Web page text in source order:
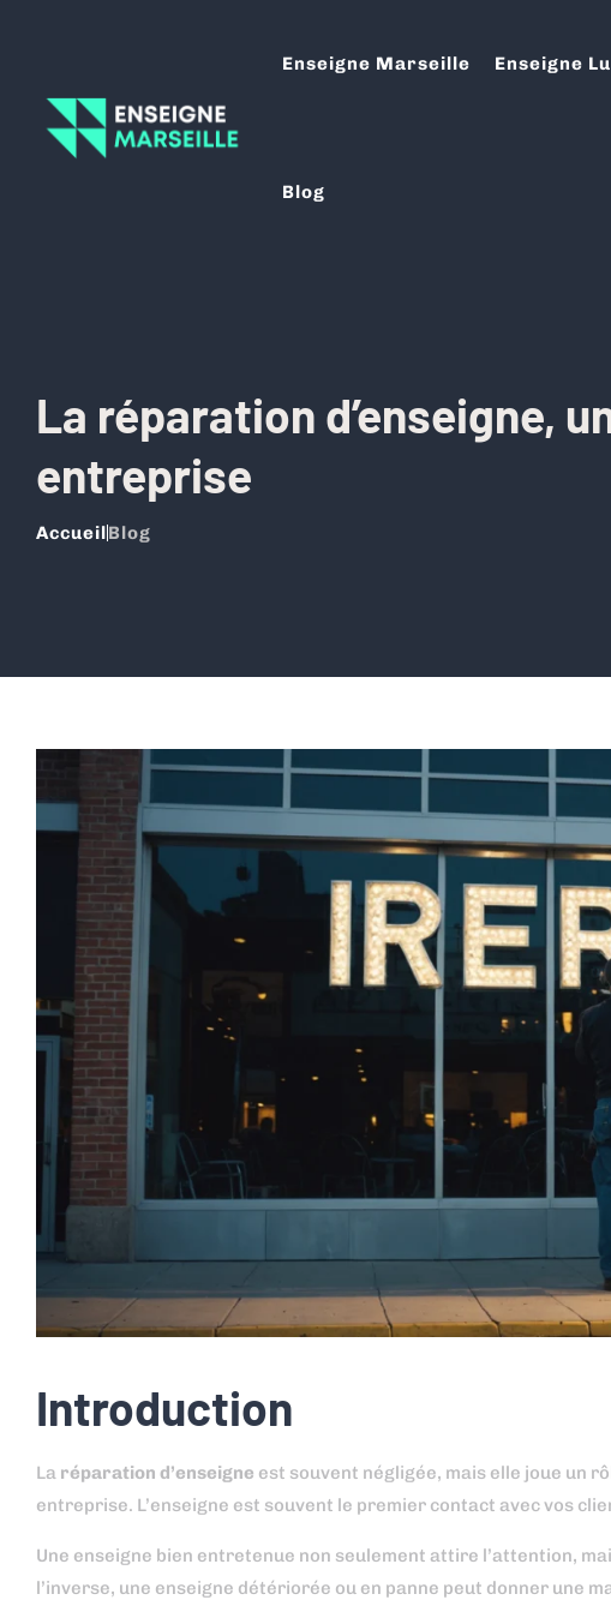
Enseigne Marseille Enseigne
Blog
La réparation d’enseigne,
entreprise
AccueilBlog
Introduction
La réparation d’enseigne est souvent négligée, mais elle joue un
entreprise. L’enseigne est souvent le premier contact avec vos
Une enseigne bien entretenue non seulement attire l’attention,
l’inverse, une enseigne détériorée ou en panne peut donner une